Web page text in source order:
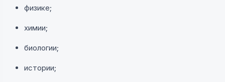
физике;
химии;
биологии;
истории;